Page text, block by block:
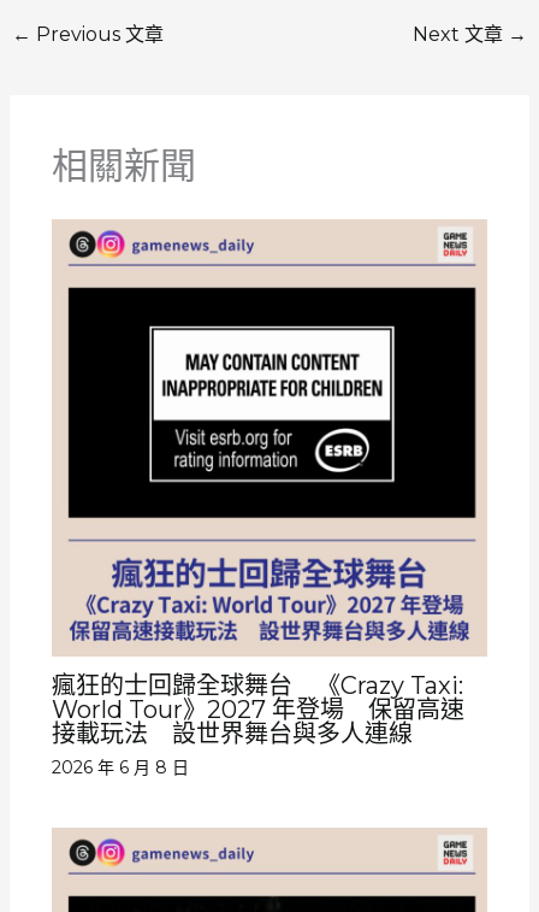
← Previous 文章 Next 文章 →
相關新聞
瘋狂的士回歸全球舞台 《Crazy Taxi:
World Tour》2027 年登場 保留高速
接載玩法 設世界舞台與多人連線
2026 年 6 月 8 日